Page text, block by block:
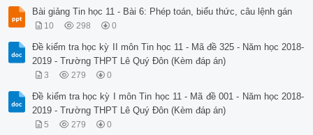
Bài giảng Tin học 11 - Bài 6: Phép toán, biểu thức, câu lệnh gán
10 298 0
Đề kiểm tra học kỳ II môn Tin học 11 - Mã đề 325 - Năm học 2018-
2019 - Trường THPT Lê Quý Đôn (Kèm đáp án)
3 279 0
Đề kiểm tra học kỳ I môn Tin học 11 - Mã đề 001 - Năm học 2018-
2019 - Trường THPT Lê Quý Đôn (Kèm đáp án)
5 279 0